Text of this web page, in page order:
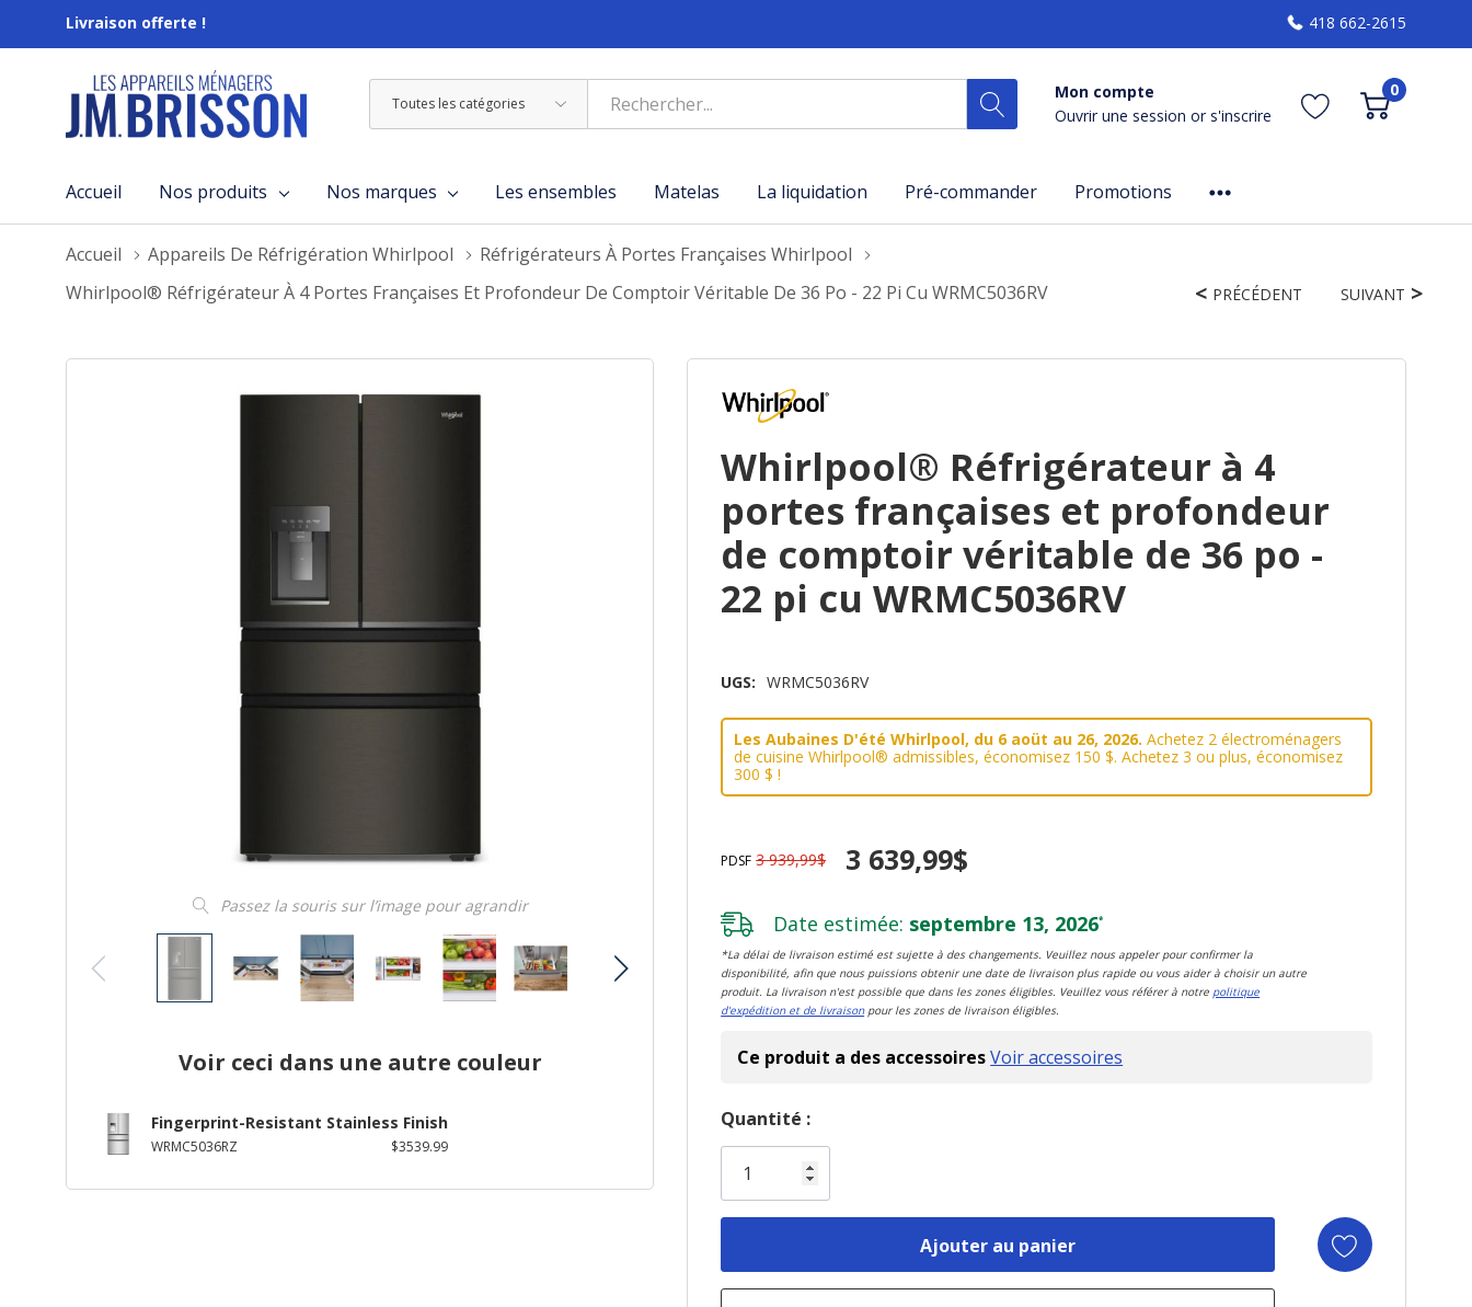
Livraison offerte ! 418 662-2615
Toutes
les
Rechercher
Mon compte
Ouvrir une session or s'inscrire
0
Accueil Nos produits Nos marques Les ensembles Matelas La liquidation Pré-commander Promotions
Accueil Appareils De Réfrigération Whirlpool
Réfrigérateurs À Portes Françaises Whirlpool
Whirlpool® Réfrigérateur À 4 Portes Françaises Et Profondeur De Comptoir Véritable De 36 Po - 22 Pi Cu WRMC5036RV
Passez la souris sur l’image pour agrandir
Voir ceci dans une autre couleur
Fingerprint-Resistant Stainless Finish
WRMC5036RZ $3539.99
PRÉCÉDENT SUIVANT
Whirlpool® Réfrigérateur à 4
portes françaises et profondeur
de comptoir véritable de 36 po -
22 pi cu WRMC5036RV
UGS: WRMC5036RV
Les Aubaines D'été Whirlpool, du 6 aoüt au 26, 2026. Achetez 2 électroménagers
de cuisine Whirlpool® admissibles, économisez 150 $. Achetez 3 ou plus, économisez
300 $ !
PDSF 3 939,99$ 3 639,99$
Date estimée: septembre 13, 2026*
*La délai de livraison estimé est sujette à des changements. Veuillez nous appeler pour confirmer la
disponibilité, afin que nous puissions obtenir une date de livraison plus rapide ou vous aider à choisir un autre
produit. La livraison n'est possible que dans les zones éligibles. Veuillez vous référer à notre politique
d'expédition et de livraisonpour les zones de livraison éligibles.
Ce produit a des accessoiresVoir accessoires
Dépêchez-
vous!
plus
Quantité :